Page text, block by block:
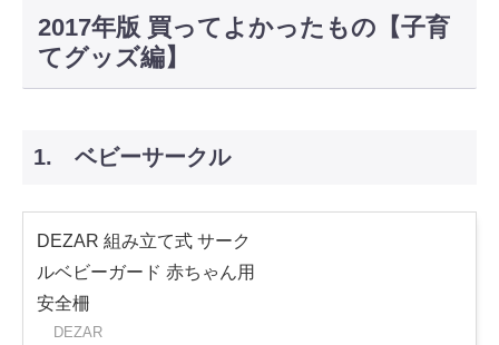
2017年版 買ってよかったもの【子育
てグッズ編】
1. ベビーサークル
DEZAR 組み立て式 サーク
ルベビーガード 赤ちゃん用
安全柵
DEZAR